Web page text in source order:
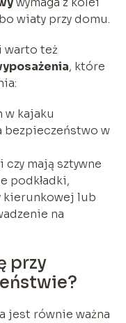
wiaty przy domu.
warto też
, które
kajaku
bezpieczeństwo w
mają sztywne
podkładki,
kierunkowej lub
na
przy
jest równie ważna